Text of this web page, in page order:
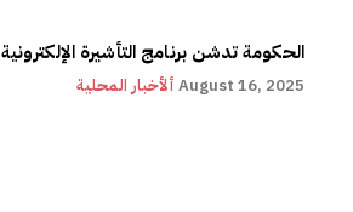
الحكومة تدشن برنامج التأشيرة الإلكترونية
ألأخبار المحلية August 16, 2025